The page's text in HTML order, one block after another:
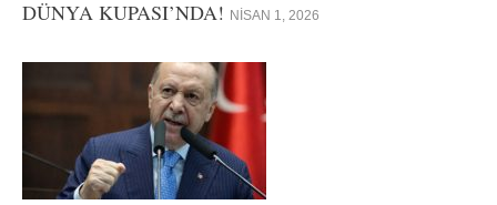
DÜNYA KUPASI’NDA! NISAN 1, 2026